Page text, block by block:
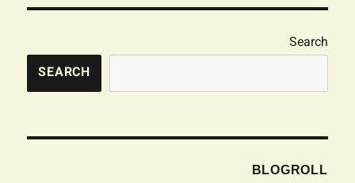
Search
SEARCH
BLOGROLL